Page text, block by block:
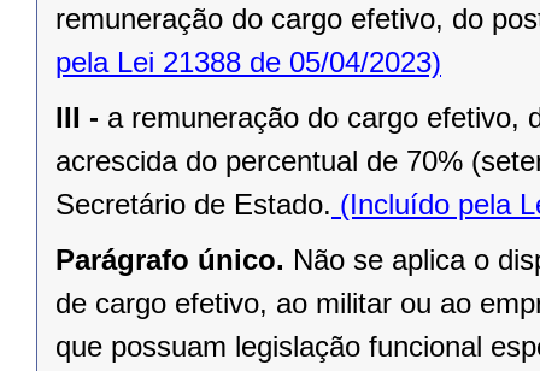
remuneração do cargo efetivo, do
pela Lei 21388 de 05/04/2023)
III - a remuneração do cargo efetivo,
acrescida do percentual de 70%
Secretário de Estado. (Incluído pela
Parágrafo único. Não se aplica o
de cargo efetivo, ao militar ou ao
que possuam legislação funcional